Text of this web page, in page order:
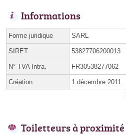
Informations
Forme juridique SARL
SIRET 53827706200013
N° TVA Intra. FR30538277062
Création 1 décembre 2011
Toiletteurs à proximité